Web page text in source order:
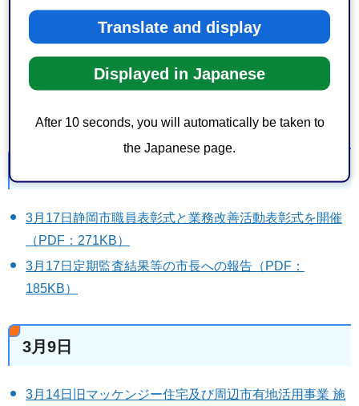
Translate and display
Displayed in Japanese
After 10 seconds, you will automatically be taken to
the Japanese page.
（PDF：207KB）
3月18日令和7年度包括外部監査結果の市長への報告
（PDF：242KB）
3月18日連合静岡 静岡地域協議会からの政策制度要請に
3月17日静岡市職員表彰式と業務改善活動表彰式を開催
（PDF：271KB）
3月17日定期監査結果等の市長への報告（PDF：
185KB）
3月9日
3月14日旧マッケンジー住宅及び周辺市有地活用事業 施